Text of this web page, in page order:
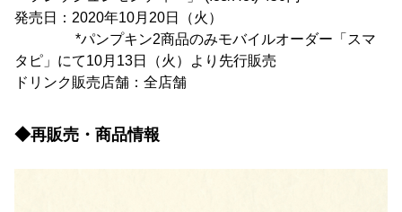
発売日：2020年10月20日（火）
*パンプキン2商品のみモバイルオーダー「スマ
タピ」にて10月13日（火）より先行販売
ドリンク販売店舗：全店舗
◆再販売・商品情報